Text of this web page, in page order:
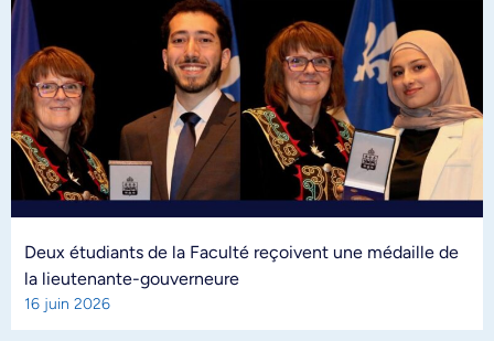
Deux étudiants de la Faculté reçoivent une médaille de
la lieutenante-gouverneure
16 juin 2026